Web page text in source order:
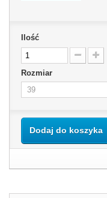
Ilość
Rozmiar
Dodaj do koszyka